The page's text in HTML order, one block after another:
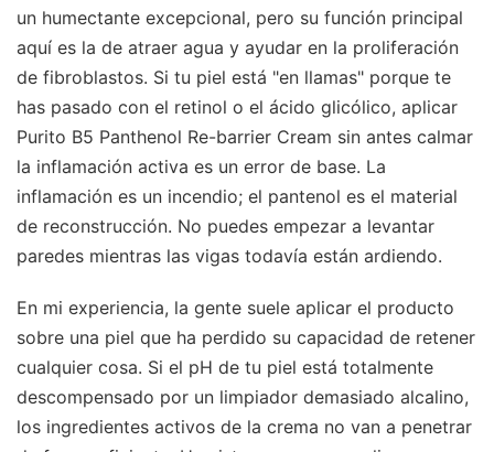
un humectante excepcional, pero su función principal
aquí es la de atraer agua y ayudar en la proliferación
de fibroblastos. Si tu piel está "en llamas" porque te
has pasado con el retinol o el ácido glicólico, aplicar
Purito B5 Panthenol Re-barrier Cream sin antes calmar
la inflamación activa es un error de base. La
inflamación es un incendio; el pantenol es el material
de reconstrucción. No puedes empezar a levantar
paredes mientras las vigas todavía están ardiendo.
En mi experiencia, la gente suele aplicar el producto
sobre una piel que ha perdido su capacidad de retener
cualquier cosa. Si el pH de tu piel está totalmente
descompensado por un limpiador demasiado alcalino,
los ingredientes activos de la crema no van a penetrar